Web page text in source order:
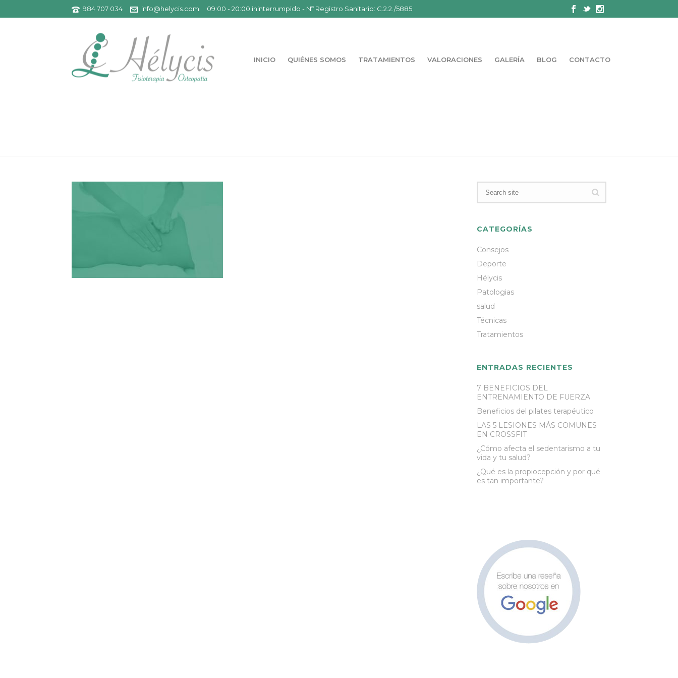
984 707 034 info@helycis.com 09:00 - 20:00 ininterrumpido - Nº Registro Sanitario: C.2.2./5885
INICIO QUIÉNES SOMOS TRATAMIENTOS VALORACIONES GALERÍA BLOG CONTACTO
CATEGORÍAS
Consejos
Deporte
Hélycis
Patologias
salud
Técnicas
Tratamientos
ENTRADAS RECIENTES
7 BENEFICIOS DEL
ENTRENAMIENTO DE FUERZA
Beneficios del pilates terapéutico
LAS 5 LESIONES MÁS COMUNES
EN CROSSFIT
¿Cómo afecta el sedentarismo a tu
vida y tu salud?
¿Qué es la propiocepción y por qué
es tan importante?